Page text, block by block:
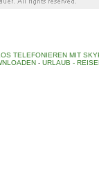
TELEFONIEREN MIT
- URLAUB -